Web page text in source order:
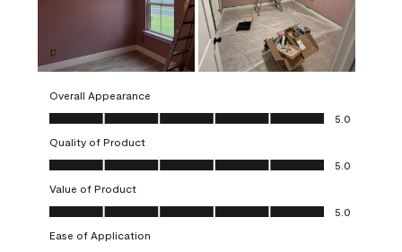
Overall Appearance
Overall Appearance, 5.0 out of 5
5.0
Quality of Product
Quality of Product, 5.0 out of 5
5.0
Value of Product
Value of Product, 5.0 out of 5
5.0
Ease of Application